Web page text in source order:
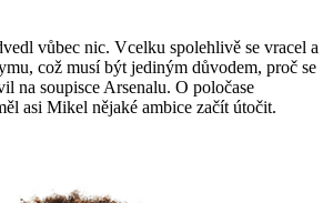
vůbec nic. Vcelku spolehlivě se vracel a
což musí být jediným důvodem, proč se
na soupisce Arsenalu. O poločase
asi Mikel nějaké ambice začít útočit.